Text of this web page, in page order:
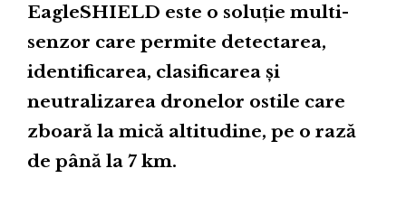
EagleSHIELD este o soluție multi-
senzor care permite detectarea,
identificarea, clasificarea și
neutralizarea dronelor ostile care
zboară la mică altitudine, pe o rază
de până la 7 km.